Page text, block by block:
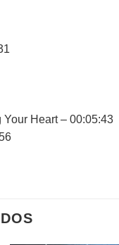
Heart – 00:05:43